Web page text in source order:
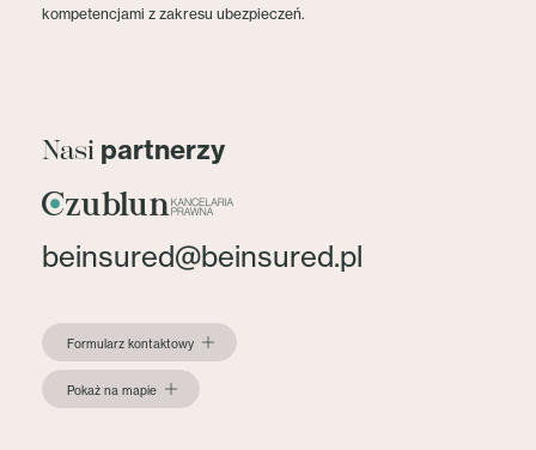
kompetencjami z zakresu ubezpieczeń.
Nasi partnerzy
beinsured@beinsured.pl
Formularz kontaktowy
Pokaż na mapie